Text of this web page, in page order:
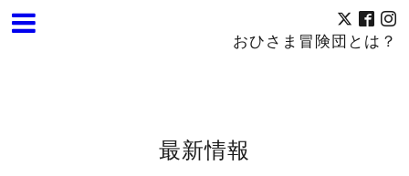
おひさま冒険団とは？
最新情報